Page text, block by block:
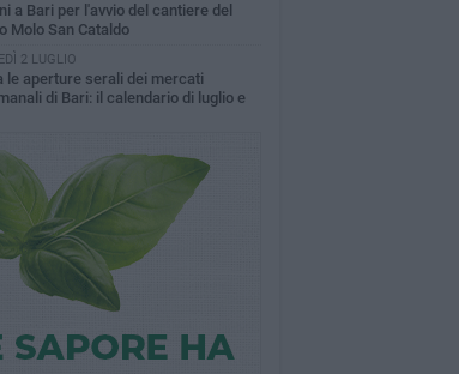
a Bari per l'avvio del cantiere del
Molo San Cataldo
2 LUGLIO
le aperture serali dei mercati
di Bari: il calendario di luglio e